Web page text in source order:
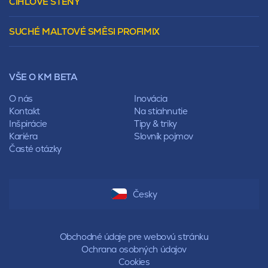
Stanová
Mansardová
Pultová
Sedlová
Polovalbová
Stanová
Mansardová
Pultová
Hodonka
Tepelnoizolačný prvok
Vencovky
Preklady
Lícové murivo
Pálené zdivo Profiblok
Nosné murivo
Priečky
Vencovky
Preklady
SUCHÉ MALTOVÉ SMĚSI PROFIMIX
VŠE O KM BETA
O nás
Inovácia
Kontakt
Na stiahnutie
Inšpirácie
Tipy & triky
Kariéra
Slovník pojmov
Časté otázky
Česky
Obchodné údaje pre webovú stránku
Ochrana osobných údajov
Cookies